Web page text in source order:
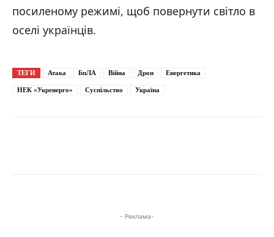
посиленому режимі, щоб повернути світло в
оселі українців.
ТЕГИ Атака БпЛА Війна Дрон Енергетика
НЕК «Укренерго» Суспільство Україна
- Реклама-